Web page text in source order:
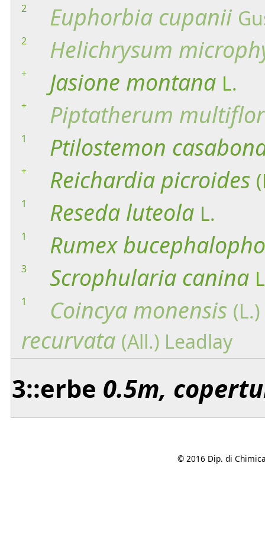
2 Euphorbia cupanii
2 Helichrysum
+ Jasione montana L.
+ Piptatherum
1 Ptilostemon
+ Reichardia picroides
1 Reseda luteola L.
1 Rumex
3 Scrophularia canina
1 Coincya monensis
recurvata (All.) Leadlay
3::erbe 0.5m,
© 2016 Dip. di